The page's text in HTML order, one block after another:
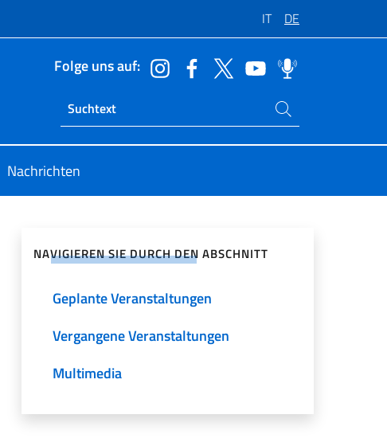
IT DE
Folge uns auf:
Ricerca sito live
Suchen Sie auf der Website
Nachrichten
NAVIGIEREN SIE DURCH DEN ABSCHNITT
Geplante Veranstaltungen
Vergangene Veranstaltungen
Multimedia